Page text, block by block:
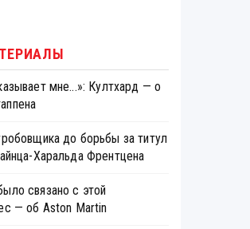
мне...»: Култхард — о
до борьбы за титул
Харальда Френтцена
связано с этой
— об Aston Martin